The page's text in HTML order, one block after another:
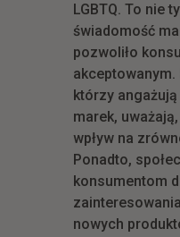
LGBTQ. To nie
świadomość
pozwoliło
którzy
marek,
wpływ na
Ponadto,
konsumentom
nowych